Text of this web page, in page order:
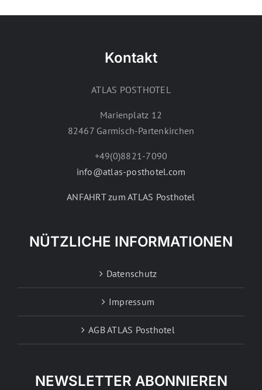
Kontakt
ATLAS POSTHOTEL
Marienplatz 12
82467 Garmisch-Partenkirchen
+49(0)8821-7090
info@atlas-posthotel.com
ANFAHRT zum ATLAS Posthotel
NÜTZLICHE INFORMATIONEN
Datenschutz
Impressum
AGB ATLAS Posthotel
NEWSLETTER ABONNIEREN